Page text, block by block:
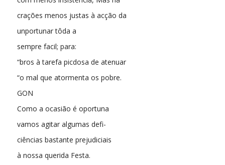
crações menos justas à acção da
unportunar tôda a
sempre facil; para:
“bros à tarefa picdosa de atenuar
“o mal que atormenta os pobre.
GON
Como a ocasião é oportuna
vamos agitar algumas defi-
ciências bastante prejudiciais
à nossa querida Festa.